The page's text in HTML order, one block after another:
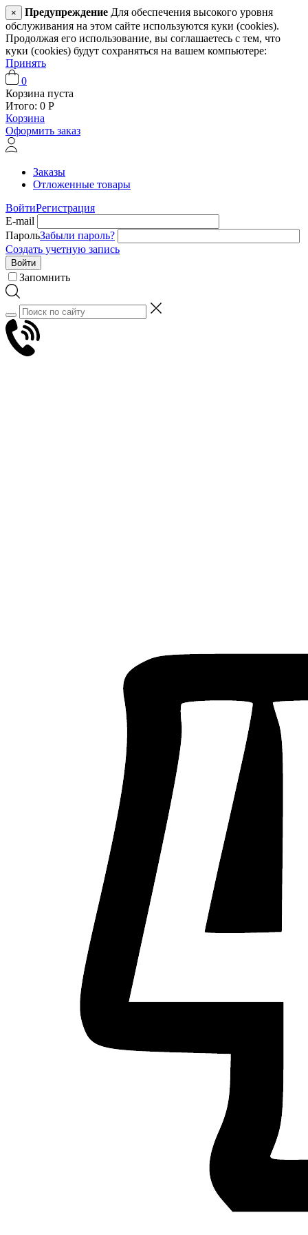
× Предупреждение Для обеспечения высокого уровня
обслуживания на этом сайте используются куки (cookies).
Продолжая его использование, вы соглашаетесь с тем, что
куки (cookies) будут сохраняться на вашем компьютере:
Принять
0
Корзина пуста
Итого: 0 Р
Корзина
Оформить заказ
Заказы
Отложенные товары
ВойтиРегистрация
E-mail
ПарольЗабыли пароль?
Создать учетную запись
Войти
Запомнить